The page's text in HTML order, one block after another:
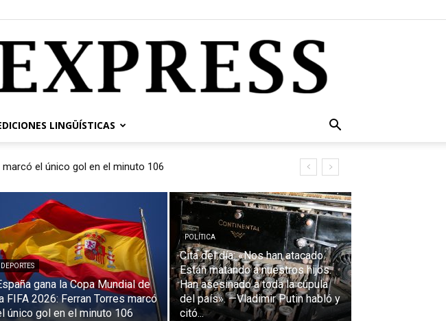
LINGÜÍSTICAS
Han asesinado a toda la cúpula del país». —Vladimir
DEPORTES
gana la Copa Mundial de
FIFA 2026: Ferran Torres marcó
único gol en el minuto 106
POLÍTICA
Cita del día: «Nos han atacado.
Están matando a nuestros hijos.
Han asesinado a toda la cúpula
del país». —Vladimir Putin habló y
citó...